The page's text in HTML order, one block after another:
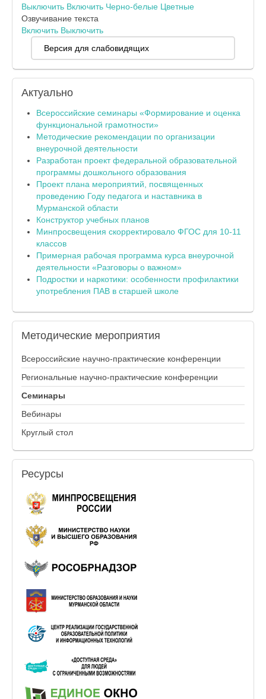
Выключить Включить Черно-белые Цветные
Озвучивание текста
Включить Выключить
Версия для слабовидящих
Актуально
Всероссийские семинары «Формирование и оценка
функциональной грамотности»
Методические рекомендации по организации
внеурочной деятельности
Разработан проект федеральной образовательной
программы дошкольного образования
Проект плана мероприятий, посвященных
проведению Году педагога и наставника в
Мурманской области
Конструктор учебных планов
Минпросвещения скорректировало ФГОС для 10-11
классов
Примерная рабочая программа курса внеурочной
деятельности «Разговоры о важном»
Подростки и наркотики: особенности профилактики
употребления ПАВ в старшей школе
Методические мероприятия
Всероссийские научно-практические конференции
Региональные научно-практические конференции
Семинары
Вебинары
Круглый стол
Ресурсы